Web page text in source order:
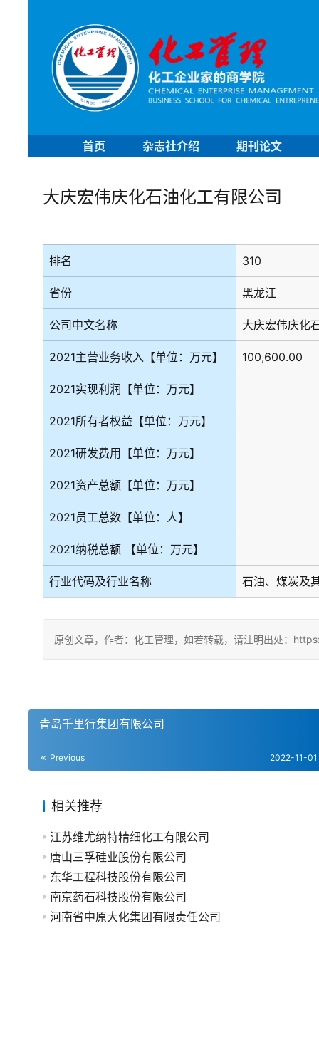
首页 杂志社介绍 期刊论文
大庆宏伟庆化石油化工有限公司
排名 310
省份 黑龙江
公司中文名称 大庆宏伟庆化
2021主营业务收入【单位：万元】 100,600.00
2021实现利润【单位：万元】
2021所有者权益【单位：万元】
2021研发费用【单位：万元】
2021资产总额【单位：万元】
2021员工总数【单位：人】
2021纳税总额 【单位：万元】
行业代码及行业名称 石油、煤炭及
原创文章，作者：化工管理，如若转载，请注明出处：
青岛千里行集团有限公司
Previous 2022-11-01
相关推荐
江苏维尤纳特精细化工有限公司
唐山三孚硅业股份有限公司
东华工程科技股份有限公司
南京药石科技股份有限公司
河南省中原大化集团有限责任公司